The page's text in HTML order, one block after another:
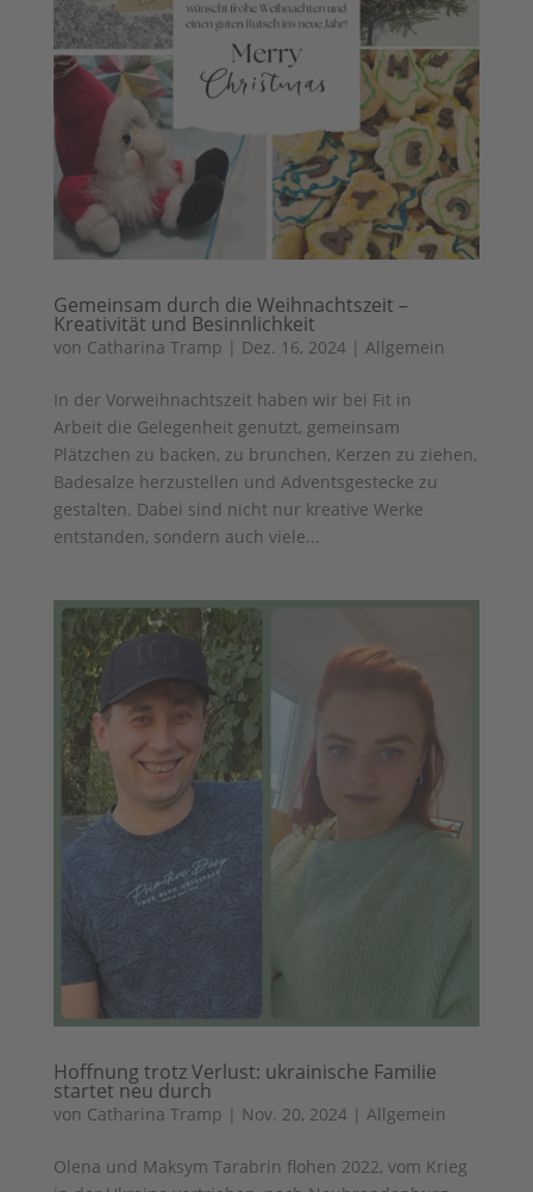
Gemeinsam durch die Weihnachtszeit –
Kreativität und Besinnlichkeit
von Catharina Tramp | Dez. 16, 2024| Allgemein
In der Vorweihnachtszeit haben wir bei Fit in
Arbeit die Gelegenheit genutzt, gemeinsam
Plätzchen zu backen, zu brunchen, Kerzen zu ziehen,
Badesalze herzustellen und Adventsgestecke zu
gestalten. Dabei sind nicht nur kreative Werke
entstanden, sondern auch viele...
Hoffnung trotz Verlust: ukrainische Familie
startet neu durch
von Catharina Tramp | Nov. 20, 2024| Allgemein
Olena und Maksym Tarabrin flohen 2022, vom Krieg